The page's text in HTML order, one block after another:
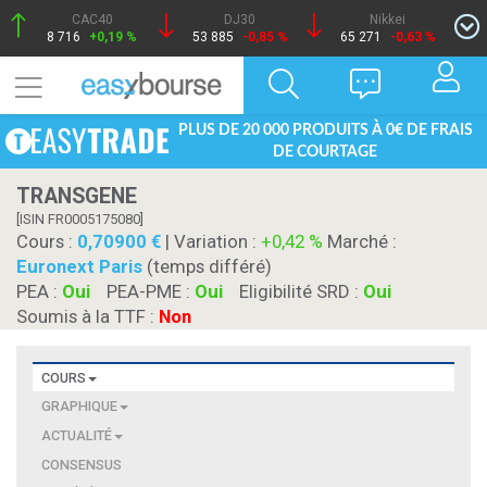
CAC40
8 716
+0,19 %
DJ30
53 885
-0,85 %
Nikkei
65 271
-0,63 %
PLUS DE 20 000 PRODUITS À 0€ DE FRAIS
DE COURTAGE
TRANSGENE
[ISIN FR0005175080]
Cours : 0,70900 | Variation : +0,42 % Marché :
Euronext Paris (temps différé)
PEA : Oui PEA-PME : Oui Eligibilité SRD : Oui
Soumis à la TTF : Non
COURS
GRAPHIQUE
ACTUALITÉ
CONSENSUS